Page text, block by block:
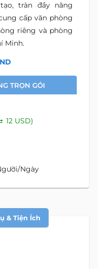
tràn đầy năng
cấp văn phòng
riêng và phòng
Minh.
TRỌN GÓI
12 USD)
ngày
& Tiện Ích